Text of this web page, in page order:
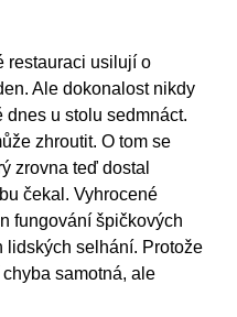
restauraci usilují o
Ale dokonalost nikdy
u stolu sedmnáct.
zhroutit. O tom se
zrovna teď dostal
čekal. Vyhrocené
fungování špičkových
lidských selhání. Protože
samotná, ale